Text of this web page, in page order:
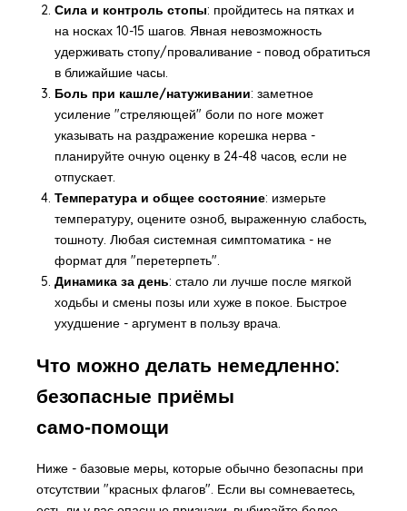
Сила и контроль стопы: пройдитесь на пятках и
на носках 10-15 шагов. Явная невозможность
удерживать стопу/проваливание - повод обратиться
в ближайшие часы.
Боль при кашле/натуживании: заметное
усиление "стреляющей" боли по ноге может
указывать на раздражение корешка нерва -
планируйте очную оценку в 24-48 часов, если не
отпускает.
Температура и общее состояние: измерьте
температуру, оцените озноб, выраженную слабость,
тошноту. Любая системная симптоматика - не
формат для "перетерпеть".
Динамика за день: стало ли лучше после мягкой
ходьбы и смены позы или хуже в покое. Быстрое
ухудшение - аргумент в пользу врача.
Что можно делать немедленно:
безопасные приёмы
само‑помощи
Ниже - базовые меры, которые обычно безопасны при
отсутствии "красных флагов". Если вы сомневаетесь,